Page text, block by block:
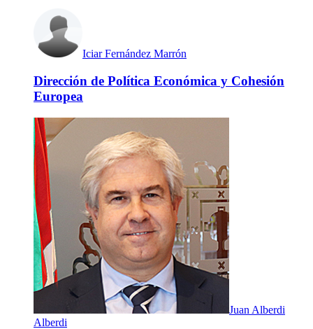
Iciar Fernández Marrón
Dirección de Política Económica y Cohesión
Europea
Juan Alberdi
Alberdi